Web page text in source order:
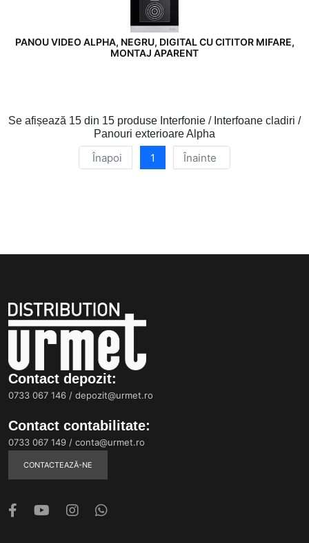
PANOU VIDEO ALPHA, NEGRU, DIGITAL CU CITITOR MIFARE,
MONTAJ APARENT
Se afișează 15 din 15 produse Interfonie / Interfoane cladiri /
Panouri exterioare Alpha
Înapoi 1 Înainte
Contact depozit:
0733 067 146 / depozit@urmet.ro
Contact contabilitate:
0733 067 149 / conta@urmet.ro
CONTACTEAZĂ-NE